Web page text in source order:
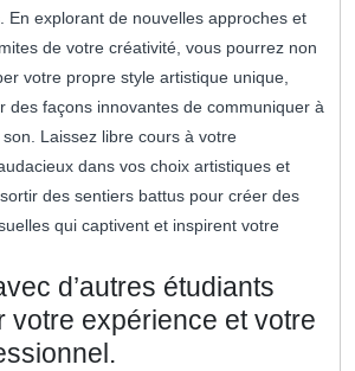
En explorant de nouvelles approches et
de votre créativité, vous pourrez non
votre propre style artistique unique,
des façons innovantes de communiquer à
son. Laissez libre cours à votre
dans vos choix artistiques et
des sentiers battus pour créer des
qui captivent et inspirent votre
d’autres étudiants
votre expérience et votre